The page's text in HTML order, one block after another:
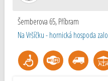
Šemberova 65,Příbram
Na Vršíčku - hornická hospoda